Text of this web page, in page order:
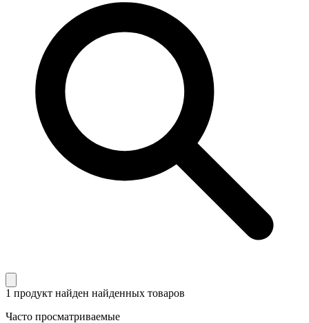
1 продукт найден найденных товаров
Часто просматриваемые